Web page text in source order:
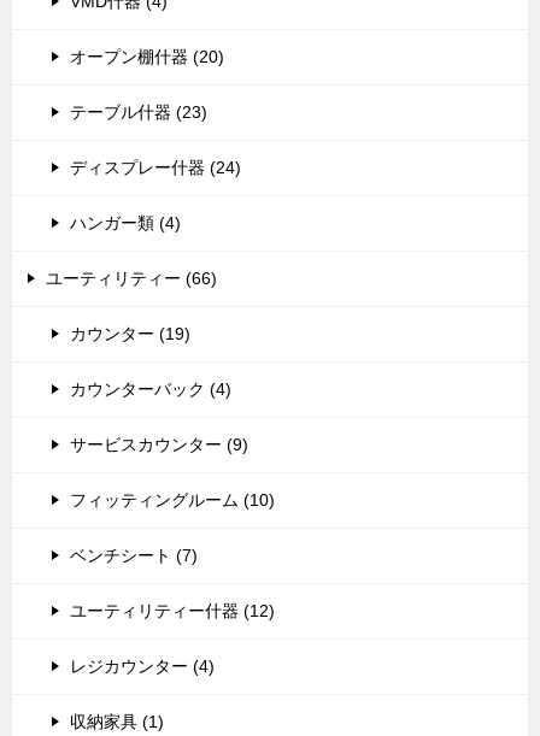
オープン棚什器 (20)
テーブル什器 (23)
ディスプレー什器 (24)
ハンガー類 (4)
ユーティリティー (66)
カウンター (19)
カウンターバック (4)
サービスカウンター (9)
フィッティングルーム (10)
ベンチシート (7)
ユーティリティー什器 (12)
レジカウンター (4)
収納家具 (1)